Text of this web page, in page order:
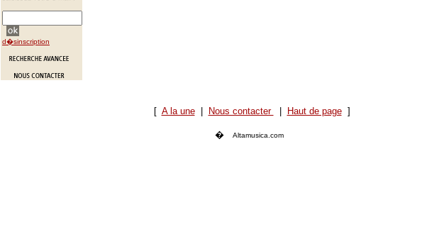
d�sinscription
[ A la une| Nous contacter Haut de page]
� Altamusica.com